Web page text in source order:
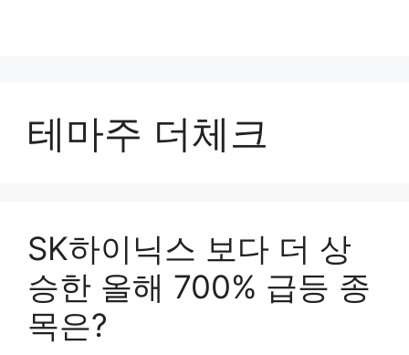
테마주 더체크
SK하이닉스 보다 더 상
승한 올해 700% 급등 종
목은?